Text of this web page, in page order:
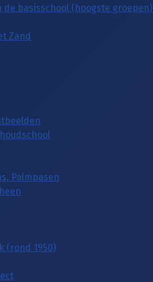
basisschool (hoogste groepen)
Zand
Palmpasen
(rond 1950)